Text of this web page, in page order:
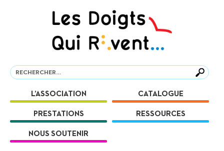
Recherche
Recherche
L’ASSOCIATION CATALOGUE
PRESTATIONS RESSOURCES
NOUS SOUTENIR